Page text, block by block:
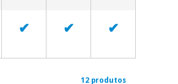
✔ ✔ ✔
12 produtos